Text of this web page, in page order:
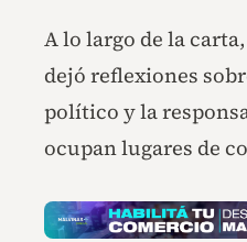
A lo largo de la
dejó reflexiones
político y la
ocupan lugares de